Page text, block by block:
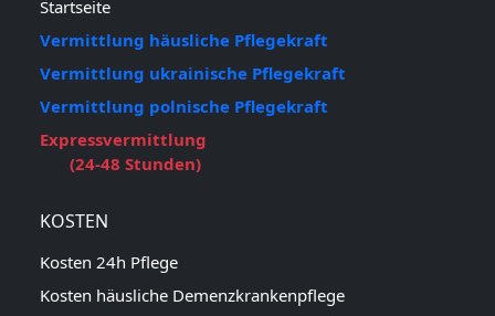
Startseite
Vermittlung häusliche Pflegekraft
Vermittlung ukrainische Pflegekraft
Vermittlung polnische Pflegekraft
Expressvermittlung
(24-48 Stunden)
KOSTEN
Kosten 24h Pflege
Kosten häusliche Demenzkrankenpflege